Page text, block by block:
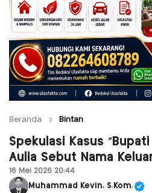
Beranda Bintan
Spekulasi Kasus
Aulia Sebut Nama
16 Mei 2026 20:44
Muhammad Kevin, S.Kom.